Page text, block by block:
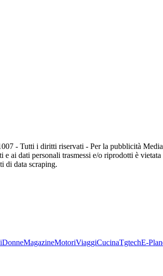
- Tutti i diritti riservati - Per la pubblicità
e ai dati personali trasmessi e/o riprodotti è
di data scraping.
DonneMagazineMotoriViaggiCucinaTgtechE-